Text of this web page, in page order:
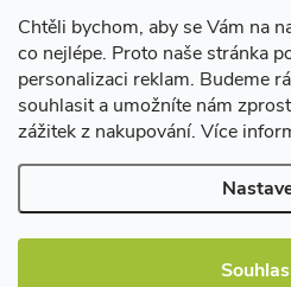
Chtěli bychom, aby se Vám na
co nejlépe. Proto naše stránka
personalizaci reklam. Budeme
souhlasit a umožníte nám
zážitek z nakupování. Více
Facebook
EBshop.cz
Užitečné informace